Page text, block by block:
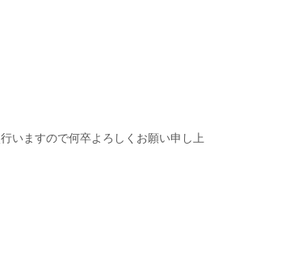
いますので何卒よろしくお願い申し上